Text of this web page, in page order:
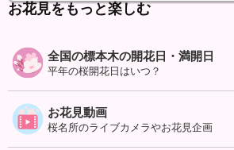
お花見をもっと楽しむ
全国の標本木の開花日・満開日
平年の桜開花日はいつ？
お花見動画
桜名所のライブカメラやお花見企画